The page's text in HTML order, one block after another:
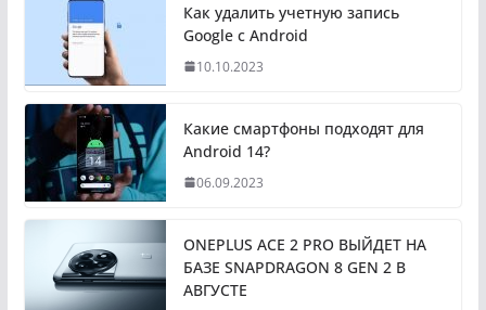
Как удалить учетную запись
Google с Android
10.10.2023
Какие смартфоны подходят для
Android 14?
06.09.2023
ONEPLUS ACE 2 PRO ВЫЙДЕТ НА
БАЗЕ SNAPDRAGON 8 GEN 2 В
АВГУСТЕ